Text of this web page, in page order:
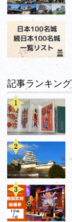
記事ランキング